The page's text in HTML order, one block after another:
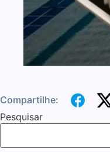
Compartilhe:
Pesquisar